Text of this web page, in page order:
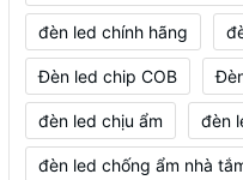
đèn led chính hãng
Đèn led chip COB
đèn led chịu ẩm đèn
đèn led chống ẩm nhà